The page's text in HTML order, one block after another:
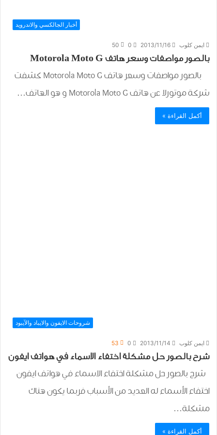
أخبار الجالكسي والاندرويد
ايمن كلوب 2013/11/16
0
50
بالصور مواصفات وسعر هاتف Motorola Moto G
بالصور مواصفات وسعر هاتف Motorola Moto G كشفت
شركة موتورلا عن هاتف Motorola Moto G و هو الهاتف…
أكمل القراءة »
شروحات الايفون والايباد والآيبود
ايمن كلوب 2013/11/14
0
53
شرح بالصور حل مشكلة اختفاء الاسماء في هواتف ايفون
شرح بالصور حل مشكلة اختفاء الاسماء في هواتف ايفون
اختفاء الأسماء له العديد من الأسباب فربما يكون هناك
مشكلة…
أكمل القراءة »